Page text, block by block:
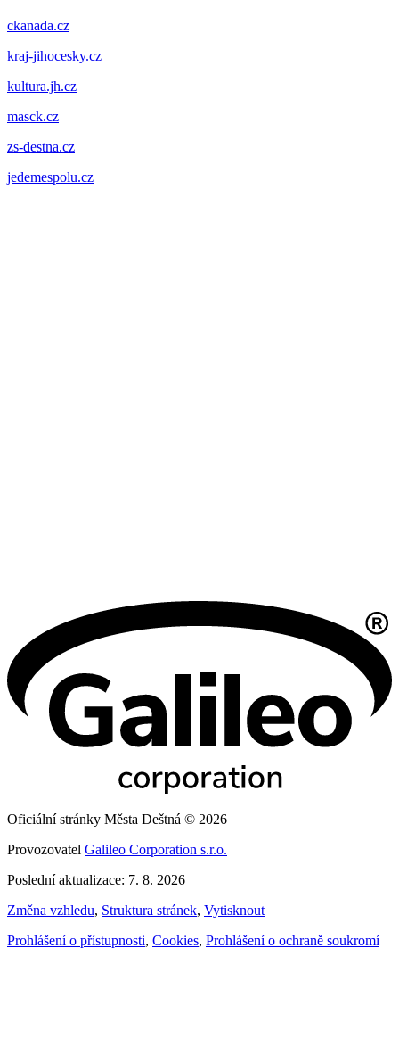
ckanada.cz
kraj-jihocesky.cz
kultura.jh.cz
masck.cz
zs-destna.cz
jedemespolu.cz
Oficiální stránky Města Deštná © 2026
Provozovatel Galileo Corporation s.r.o.
Poslední aktualizace: 7. 8. 2026
Změna vzhledu, Struktura stránek, Vytisknout
Prohlášení o přístupnosti, Cookies, Prohlášení o ochraně soukromí